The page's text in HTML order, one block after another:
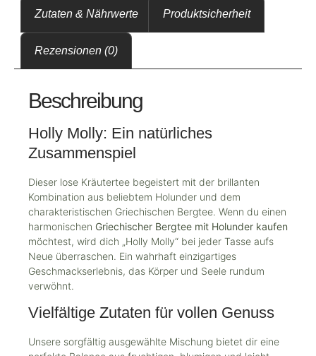
Zutaten & Nährwerte Produktsicherheit
Rezensionen (0)
Beschreibung
Holly Molly: Ein natürliches
Zusammenspiel
Dieser lose Kräutertee begeistert mit der brillanten
Kombination aus beliebtem Holunder und dem
charakteristischen Griechischen Bergtee. Wenn du einen
harmonischen Griechischer Bergtee mit Holunder kaufen
möchtest, wird dich „Holly Molly“ bei jeder Tasse aufs
Neue überraschen. Ein wahrhaft einzigartiges
Geschmackserlebnis, das Körper und Seele rundum
verwöhnt.
Vielfältige Zutaten für vollen Genuss
Unsere sorgfältig ausgewählte Mischung bietet dir eine